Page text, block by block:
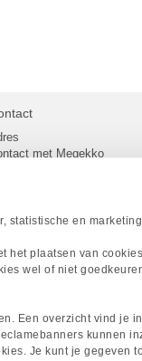
statistische en
het plaatsen van
wel of niet
Een overzicht vind je
kunnen
Je kunt je gegeven
met Megekko